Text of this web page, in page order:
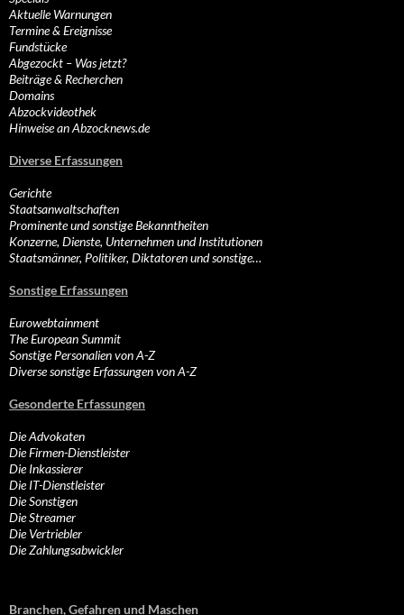
Aktuelle Warnungen
Termine & Ereignisse
Fundstücke
Abgezockt – Was jetzt?
Beiträge & Recherchen
Domains
Abzockvideothek
Hinweise an Abzocknews.de
Diverse Erfassungen
Gerichte
Staatsanwaltschaften
Prominente und sonstige Bekanntheiten
Konzerne, Dienste, Unternehmen und Institutionen
Staatsmänner, Politiker, Diktatoren und sonstige…
Sonstige Erfassungen
Eurowebtainment
The European Summit
Sonstige Personalien von A-Z
Diverse sonstige Erfassungen von A-Z
Gesonderte Erfassungen
Die Advokaten
Die Firmen-Dienstleister
Die Inkassierer
Die IT-Dienstleister
Die Sonstigen
Die Streamer
Die Vertriebler
Die Zahlungsabwickler
Branchen, Gefahren und Maschen